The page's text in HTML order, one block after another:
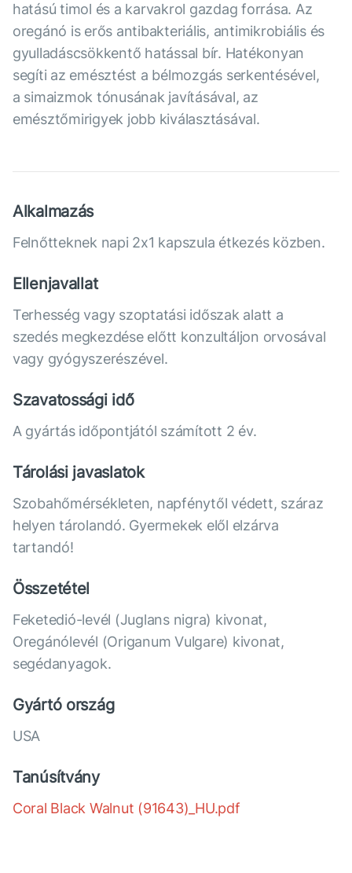
hatású timol és a karvakrol gazdag forrása. Az
oregánó is erős antibakteriális, antimikrobiális és
gyulladáscsökkentő hatással bír. Hatékonyan
segíti az emésztést a bélmozgás serkentésével,
a simaizmok tónusának javításával, az
emésztőmirigyek jobb kiválasztásával.
Alkalmazás
Felnőtteknek napi 2x1 kapszula étkezés közben.
Ellenjavallat
Terhesség vagy szoptatási időszak alatt a
szedés megkezdése előtt konzultáljon orvosával
vagy gyógyszerészével.
Szavatossági idő
A gyártás időpontjától számított 2 év.
Tárolási javaslatok
Szobahőmérsékleten, napfénytől védett, száraz
helyen tárolandó. Gyermekek elől elzárva
tartandó!
Összetétel
Feketedió-levél (Juglans nigra) kivonat,
Oregánólevél (Origanum Vulgare) kivonat,
segédanyagok.
Gyártó ország
USA
Tanúsítvány
Coral Black Walnut (91643)_HU.pdf